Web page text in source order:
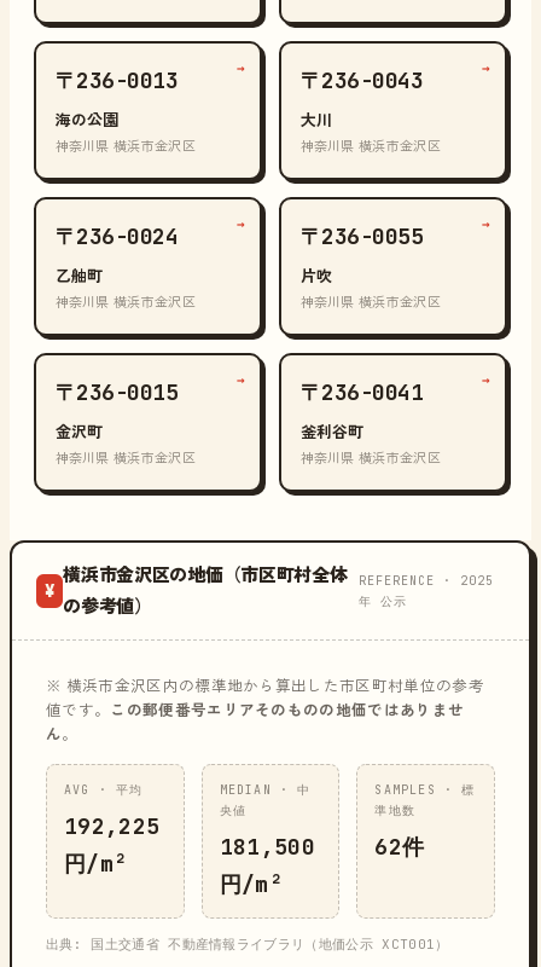
〒236-0013
海の公園
神奈川県 横浜市金沢区
→ 〒236-0043
大川
神奈川県 横浜市金沢区
→
〒236-0024
乙舳町
神奈川県 横浜市金沢区
→ 〒236-0055
片吹
神奈川県 横浜市金沢区
→
〒236-0015
金沢町
神奈川県 横浜市金沢区
→ 〒236-0041
釜利谷町
神奈川県 横浜市金沢区
→
¥
横浜市金沢区の地価（市区町村全体
の参考値）
REFERENCE · 2025
年 公示
※ 横浜市金沢区内の標準地から算出した市区町村単位の参考
値です。
この郵便番号エリアそのものの地価ではありませ
ん。
AVG · 平均
192,225
円/m²
MEDIAN · 中
央値
181,500
円/m²
SAMPLES · 標
準地数
62件
出典: 国土交通省 不動産情報ライブラリ（地価公示 XCT001）